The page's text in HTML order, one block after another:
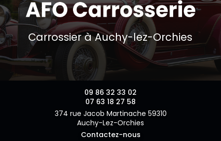
Carrossier à Auchy-lez-Orchies
09 86 32 33 02
07 63 18 27 58
374 rue Jacob Martinache 59310
Auchy-Lez-Orchies
Contactez-nous